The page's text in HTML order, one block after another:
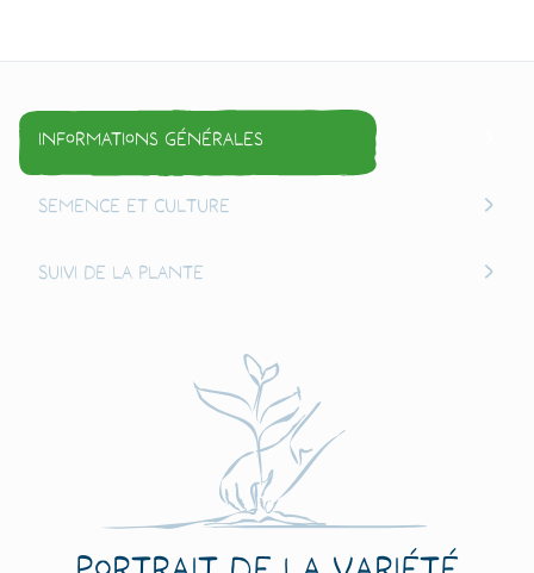
Informations générales
Semence et culture
Suivi de la plante